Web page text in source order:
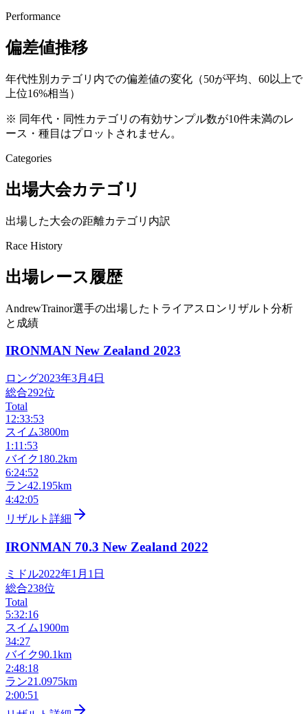
Performance
偏差値推移
年代性別カテゴリ内での偏差値の変化（50が平均、60以上で
上位16%相当）
※ 同年代・同性カテゴリの有効サンプル数が10件未満のレ
ース・種目はプロットされません。
Categories
出場大会カテゴリ
出場した大会の距離カテゴリ内訳
Race History
出場レース履歴
AndrewTrainor選手の出場したトライアスロンリザルト分析
と成績
IRONMAN New Zealand 2023
ロング2023年3月4日
総合292位
Total
12:33:53
スイム3800m
1:11:53
バイク180.2km
6:24:52
ラン42.195km
4:42:05
リザルト詳細
IRONMAN 70.3 New Zealand 2022
ミドル2022年1月1日
総合238位
Total
5:32:16
スイム1900m
34:27
バイク90.1km
2:48:18
ラン21.0975km
2:00:51